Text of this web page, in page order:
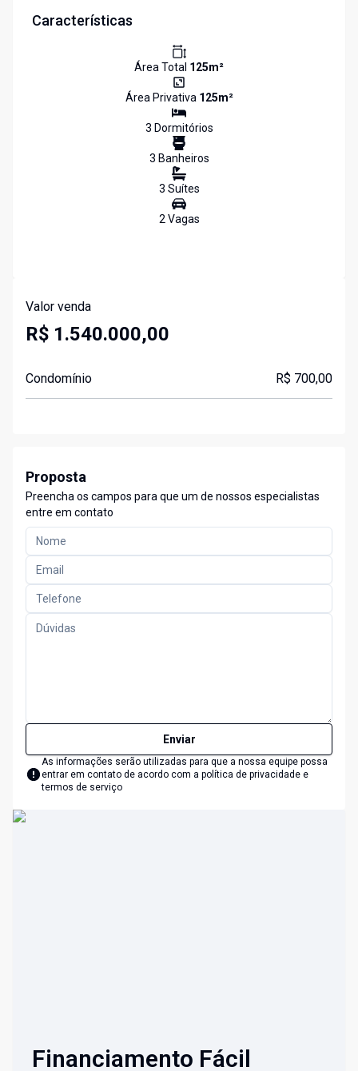
Características
Área Total 125m²
Área Privativa 125m²
3 Dormitórios
3 Banheiros
3 Suítes
2Vagas
Valor venda
R$ 1.540.000,00
Condomínio R$ 700,00
Proposta
Preencha os campos para que um de nossos especialistas
entre em contato
Enviar
As informações serão utilizadas para que a nossa equipe possa
entrar em contato de acordo com a política de privacidade e
termos de serviço
Financiamento Fácil